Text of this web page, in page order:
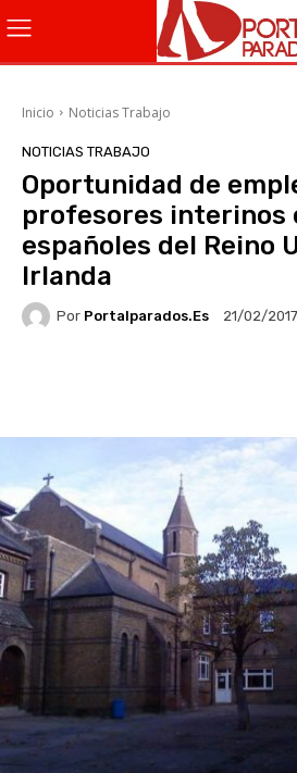
Inicio Noticias Trabajo
NOTICIAS TRABAJO
Oportunidad de
profesores interinos
españoles del Reino
Irlanda
Por Portalparados.es 21/02/2017